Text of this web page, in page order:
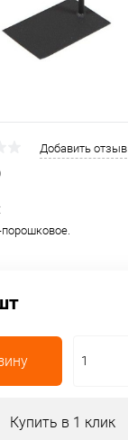
Добавить отзыв
Купить в 1 клик